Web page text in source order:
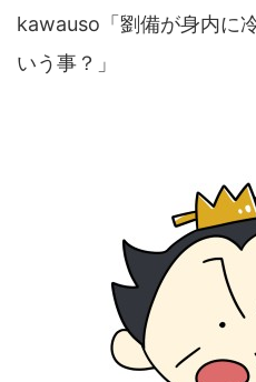
kawauso「劉備が身内に
いう事？」